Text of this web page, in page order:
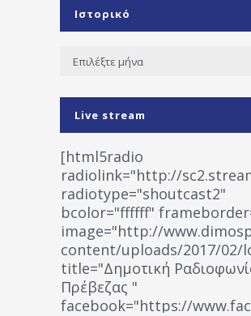
Ιστορικό
Ιστορικό
Live stream
[html5radio
radiolink="http://
radiotype="shoutcast2"
bcolor="ffffff"
image="http://
content/uploads/2017/02/
title="Δημοτική
Πρέβεζας "
facebook="https://